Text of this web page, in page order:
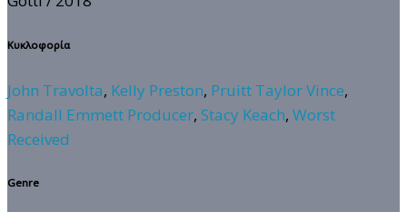
Κυκλοφορία
John Travolta, Kelly Preston, Pruitt Taylor Vince,
Randall Emmett Producer, Stacy Keach, Worst
Received
Genre